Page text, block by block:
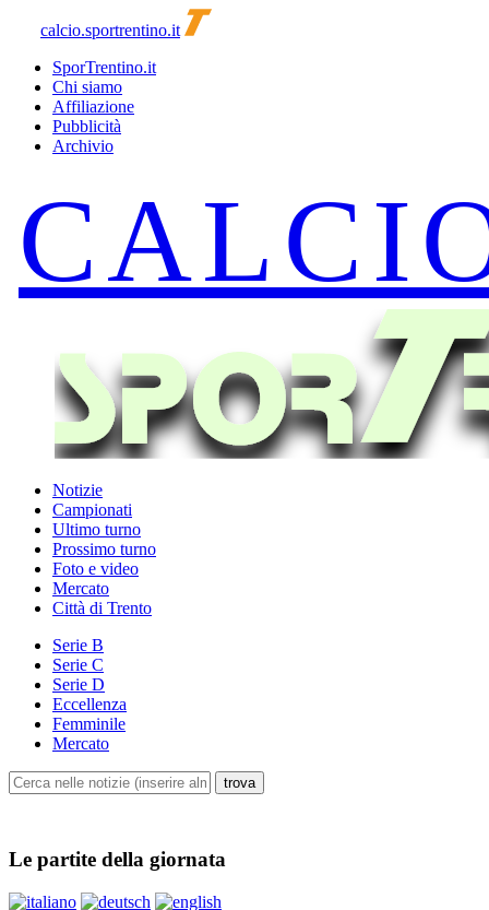
calcio.sportrentino.it
SporTrentino.it
Chi siamo
Affiliazione
Pubblicità
Archivio
Notizie
Campionati
Ultimo turno
Prossimo turno
Foto e video
Mercato
Città di Trento
Serie B
Serie C
Serie D
Eccellenza
Femminile
Mercato
Le partite della giornata